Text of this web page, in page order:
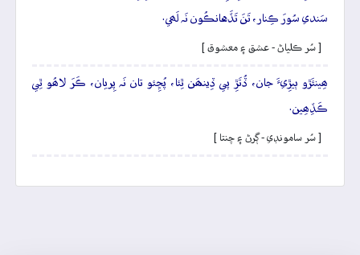
سَندي سُورَ ڪِنار، تَنَ تَڏَهانڪُون نَہ لَھي.
[ سُر ڪلياڻ - عشق ۽ معشوق ]
ھِينئَڙو ٻيڙِيءَ جان، ڏُتَڙِ پي ڏِينھَن ٿِئا، پُڇِئو تان نَہ پِريان، ڪَرَ لاھُو ٿِي
ڪَڏِھِين.
[ سُر سامونڊي - ڳرڻ ۽ چنتا ]